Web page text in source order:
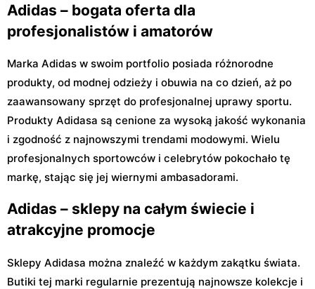
Adidas – bogata oferta dla
profesjonalistów i amatorów
Marka Adidas w swoim portfolio posiada różnorodne
produkty, od modnej odzieży i obuwia na co dzień, aż po
zaawansowany sprzęt do profesjonalnej uprawy sportu.
Produkty Adidasa są cenione za wysoką jakość wykonania
i zgodność z najnowszymi trendami modowymi. Wielu
profesjonalnych sportowców i celebrytów pokochało tę
markę, stając się jej wiernymi ambasadorami.
Adidas – sklepy na całym świecie i
atrakcyjne promocje
Sklepy Adidasa można znaleźć w każdym zakątku świata.
Butiki tej marki regularnie prezentują najnowsze kolekcje i